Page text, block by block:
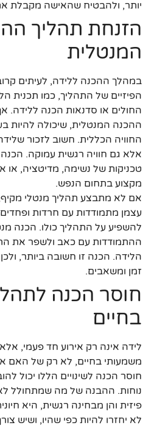
יותר, ולהבטיח שהאישה מקבלת
הזנחת תהליך
המנטלית
במהלך ההכנה ללידה, לעיתים
הפיזיים של התהליך, כמו תכנית
החולים או סדנאות הכנה
ההכנה המנטלית, שיכולה
החוויה הכללית. חשוב לזכור
אלא גם חוויה רגשית עמוקה.
טכניקות של נשימה, מדיטציה, או
מקצוע בתחום הנפש.
אם לא מתבצע תהליך מנטלי
עצמן מתמודדות עם חרדות
להשפיע על התהליך כולו. הכנה
ההתמודדות עם כאב ולשפר את
הלידה. הכנה זו חשובה ביותר,
זמן ומשאבים.
חוסר הכנה
בחיים
לידה אינה רק אירוע חד פעמי,
משמעותי בחיים, לא רק של
חוסר הכנה לשינויים הללו יכול
נוחות. ההבנה של מה שמתחולל
פיזית והן מבחינה רגשית, היא
לא יחזרו להיות כפי שהיו, ושיש